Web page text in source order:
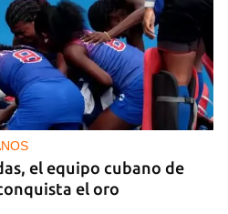
el equipo cubano de
el oro